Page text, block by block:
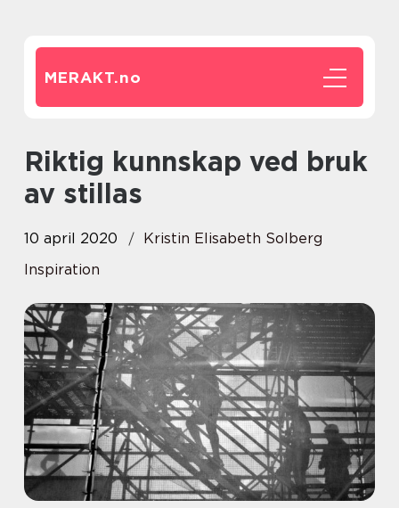
MERAKT.no
Riktig kunnskap ved bruk
av stillas
10 april 2020
Kristin Elisabeth Solberg
Inspiration